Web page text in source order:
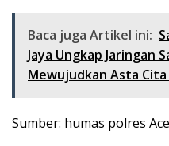
Baca juga Artikel ini:
Jaya Ungkap Jaringan
Mewujudkan Asta Cita
Sumber: humas polres